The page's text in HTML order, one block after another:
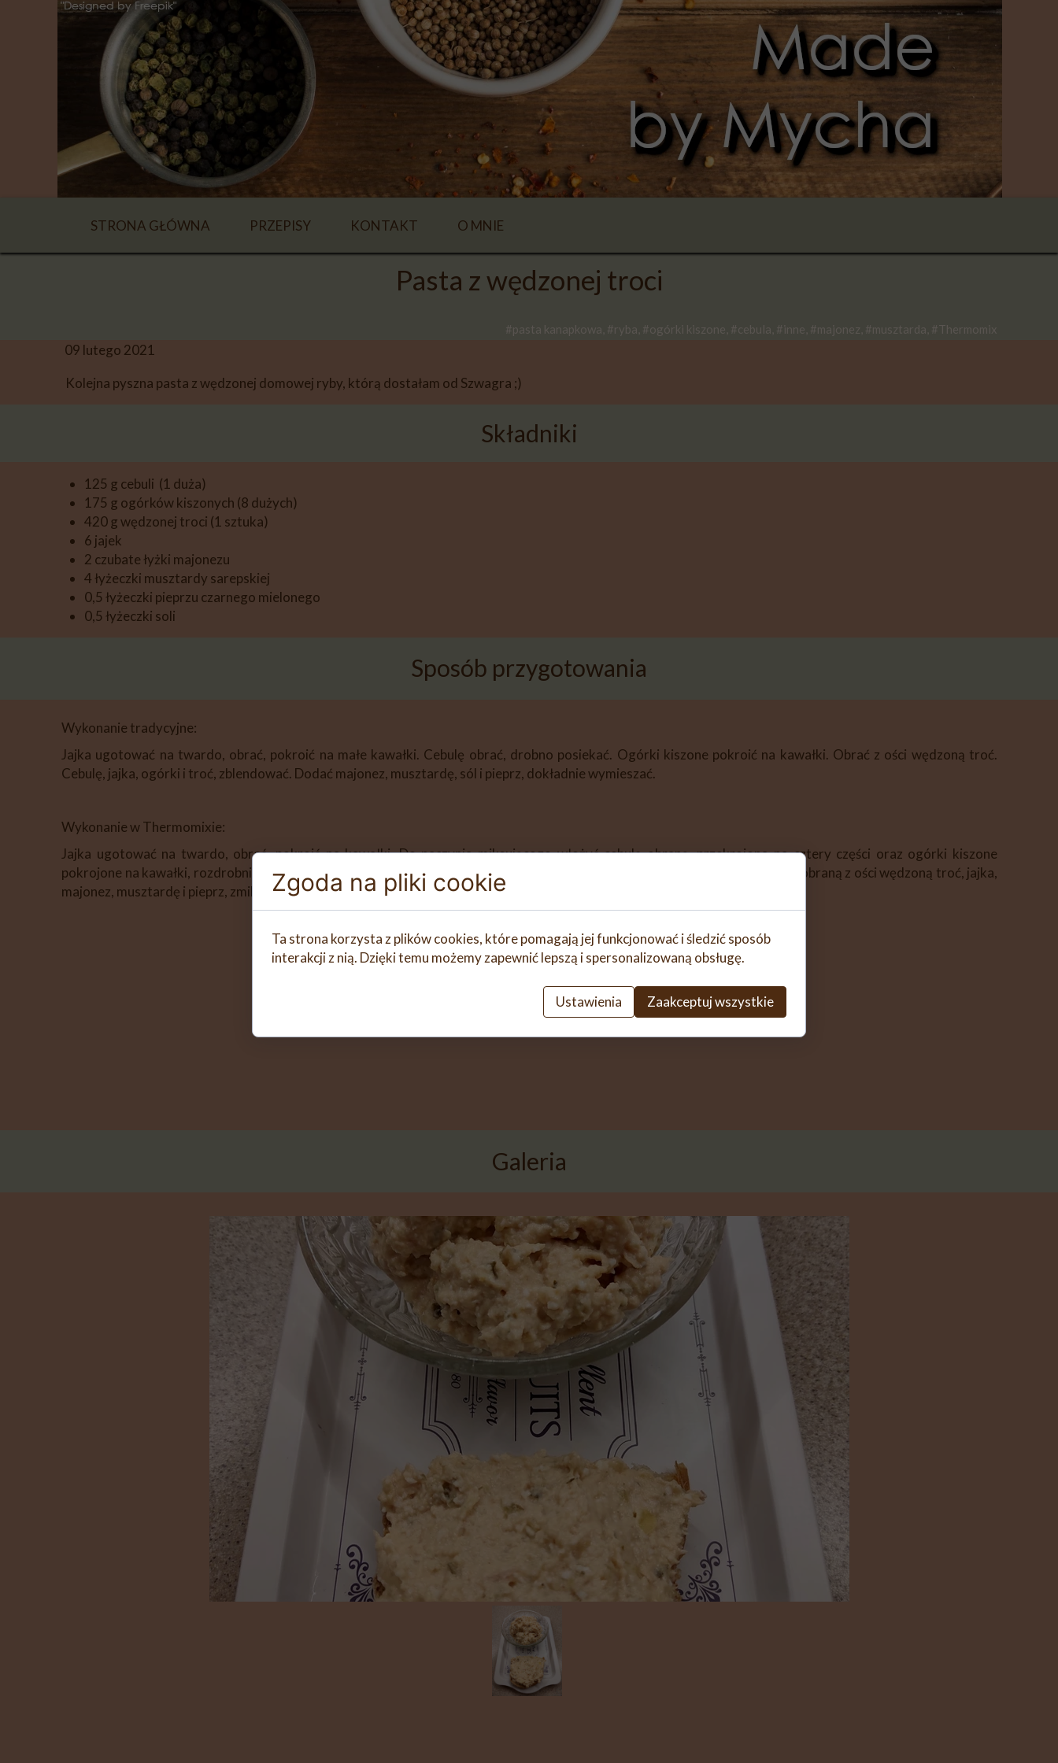
#pasta kanapkowa, #ryba, #ogórki kiszone, #cebula, #inne, #majonez, #musztarda, #Thermomix
09 lutego 2021
STRONA GŁÓWNA PRZEPISY
INNE
KONTAKT O MNIE
Pasta z wędzonej troci
Kolejna pyszna pasta z wędzonej domowej ryby, którą dostałam od Szwagra ;)
Składniki
125 g cebuli (1 duża)
175 g ogórków kiszonych (8 dużych)
420 g wędzonej troci (1 sztuka)
6 jajek
2 czubate łyżki majonezu
4 łyżeczki musztardy sarepskiej
0,5 łyżeczki pieprzu czarnego mielonego
0,5 łyżeczki soli
Sposób przygotowania
Wykonanie tradycyjne:
Jajka ugotować na twardo, obrać, pokroić na małe kawałki. Cebulę obrać, drobno posiekać. Ogórki kiszone pokroić na kawałki. Obrać z ości wędzoną troć.
Cebulę, jajka, ogórki i troć, zblendować. Dodać majonez, musztardę, sól i pieprz, dokładnie wymieszać.
Wykonanie w Thermomixie:
Jajka ugotować na twardo, obrać, pokroić na kawałki. Do naczynia miksującego włożyć cebulę obraną, przekrojona na cztery części oraz ogórki kiszone
pokrojone na kawałki, rozdrobnić 5 sekund/obr. 5. Składniki zgarnąć kopystką ze ścianek na dno naczynia miksującego. Dodać obraną z ości wędzoną troć, jajka,
majonez, musztardę i pieprz, zmiksować 30 sekund/obr. 4,5. Dodać sól, wymieszać 10 sekund/obroty wsteczne/obr. 3.
Galeria
Zgoda na pliki cookie
Ta strona korzysta z plików cookies, które pomagają jej funkcjonować i śledzić sposób
interakcji z nią. Dzięki temu możemy zapewnić lepszą i spersonalizowaną obsługę.
Ustawienia Zaakceptuj wszystkie